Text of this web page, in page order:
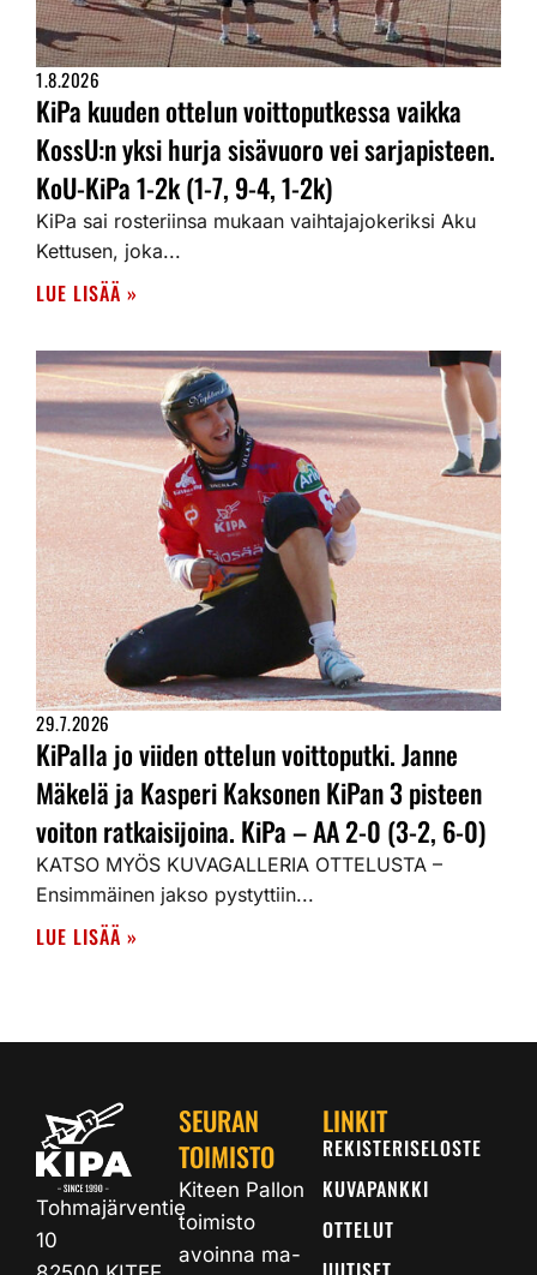
1.8.2026
KiPa kuuden ottelun voittoputkessa vaikka
KossU:n yksi hurja sisävuoro vei sarjapisteen.
KoU-KiPa 1-2k (1-7, 9-4, 1-2k)
KiPa sai rosteriinsa mukaan vaihtajajokeriksi Aku
Kettusen, joka...
LUE LISÄÄ »
29.7.2026
KiPalla jo viiden ottelun voittoputki. Janne
Mäkelä ja Kasperi Kaksonen KiPan 3 pisteen
voiton ratkaisijoina. KiPa – AA 2-0 (3-2, 6-0)
KATSO MYÖS KUVAGALLERIA OTTELUSTA –
Ensimmäinen jakso pystyttiin...
LUE LISÄÄ »
Tohmajärventie
10
SEURAN
TOIMISTO
Kiteen Pallon
toimisto
avoinna ma-
LINKIT
REKISTERISELOSTE
KUVAPANKKI
OTTELUT